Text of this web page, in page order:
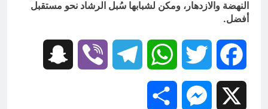
النهضة والازدهار، ومكن لشبابها سُبل الرشاد نحو مستقبل
أفضل.
Facebook
Twitter
WhatsApp
Telegram
Viber
Messenger